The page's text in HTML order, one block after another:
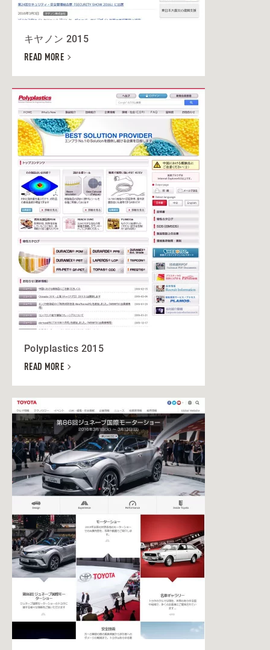
キヤノン 2015
READ MORE
Polyplastics 2015
READ MORE